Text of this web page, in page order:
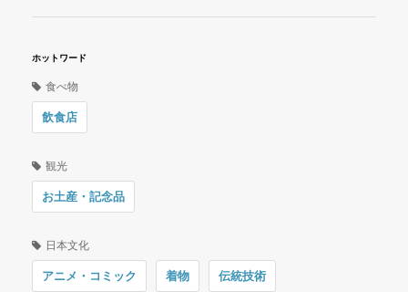
ホットワード
食べ物
飲食店
観光
お土産・記念品
日本文化
アニメ・コミック 着物 伝統技術